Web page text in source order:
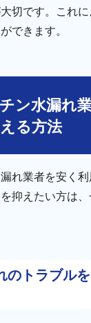
切です。これ
できます。
ン水漏れ
る方法
れ業者を安く
抑えたい方は
のトラブル